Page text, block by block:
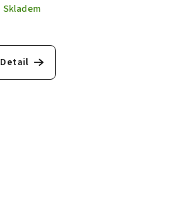
Skladem
Detail